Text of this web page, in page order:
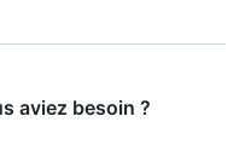
aviez besoin ?